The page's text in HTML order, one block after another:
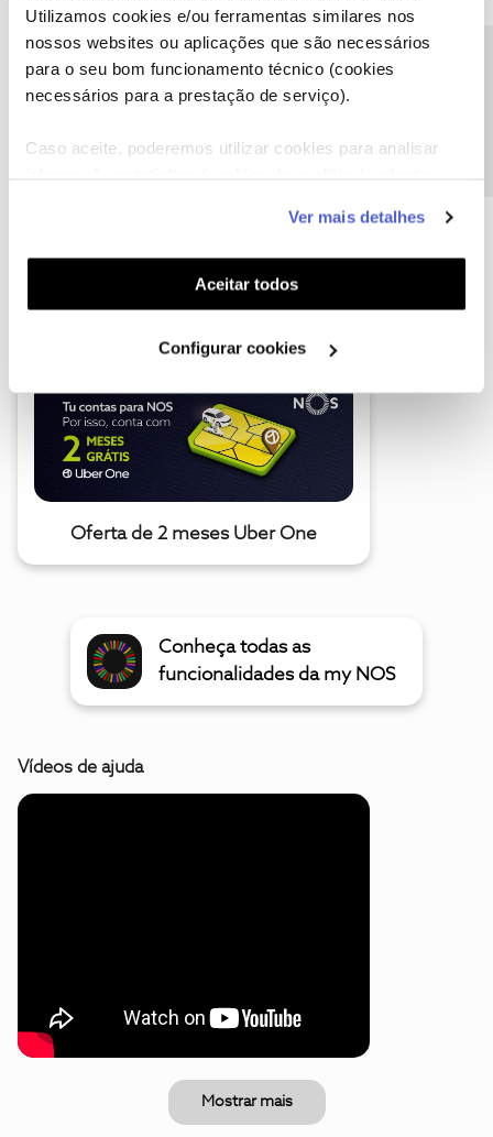
Utilizamos cookies e/ou ferramentas similares nos
nossos websites ou aplicações que são necessários
para o seu bom funcionamento técnico (cookies
necessários para a prestação de serviço).
Caso aceite, poderemos utilizar cookies para analisar
funcionalidades (cookies de personalização e
funcionalidade) e adaptar anúncios aos seus interesses
(cookies de publicidade personalizada). Pode gerir a
utilização dos cookies clicando em "Configurar
Ver mais detalhes
Aceitar todos
Configurar cookies
Oferta de 2 meses Uber One
Conheça todas as
funcionalidades da my NOS
Vídeos de ajuda
Mostrar mais